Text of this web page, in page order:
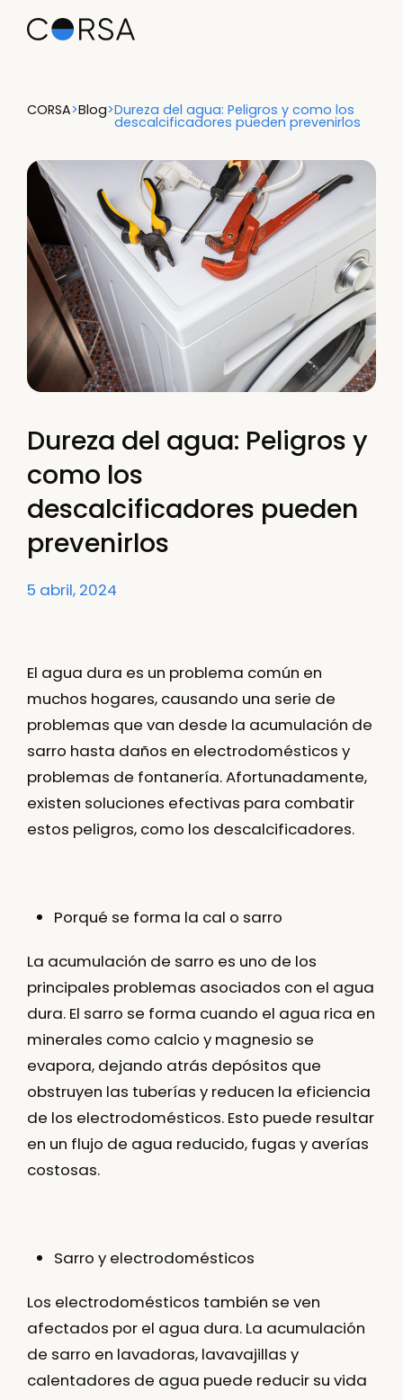
CORSA>Blog>Dureza del agua: Peligros y como los
descalcificadores pueden prevenirlos
Dureza del agua: Peligros y
como los
descalcificadores pueden
prevenirlos
5 abril, 2024
El agua dura es un problema común en
muchos hogares, causando una serie de
problemas que van desde la acumulación de
sarro hasta daños en electrodomésticos y
problemas de fontanería. Afortunadamente,
existen soluciones efectivas para combatir
estos peligros, como los descalcificadores.
Porqué se forma la cal o sarro
La acumulación de sarro es uno de los
principales problemas asociados con el agua
dura. El sarro se forma cuando el agua rica en
minerales como calcio y magnesio se
evapora, dejando atrás depósitos que
obstruyen las tuberías y reducen la eficiencia
de los electrodomésticos. Esto puede resultar
en un flujo de agua reducido, fugas y averías
costosas.
Sarro y electrodomésticos
Los electrodomésticos también se ven
afectados por el agua dura. La acumulación
de sarro en lavadoras, lavavajillas y
calentadores de agua puede reducir su vida